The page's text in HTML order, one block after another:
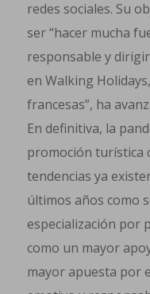
redes sociales. Su
ser “hacer mucha
responsable y
en Walking
francesas”, ha
En definitiva, la
promoción turística
tendencias ya
últimos años como
especialización por
como un mayor
mayor apuesta por